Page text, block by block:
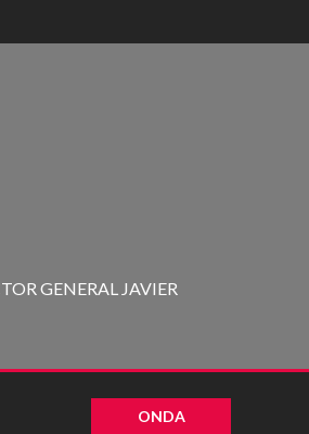
GENERAL JAVIER
ONDA